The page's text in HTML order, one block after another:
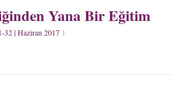
Yana Bir Eğitim
32 | Haziran 2017